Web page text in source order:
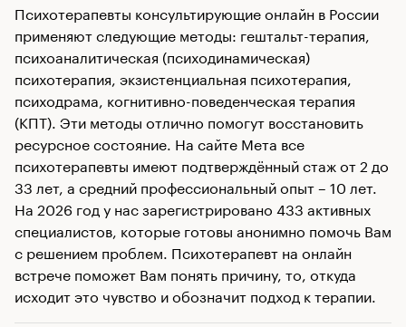
Психотерапевты консультирующие онлайн в России
применяют следующие методы: гештальт-терапия,
психоаналитическая (психодинамическая)
психотерапия, экзистенциальная психотерапия,
психодрама, когнитивно-поведенческая терапия
(КПТ). Эти методы отлично помогут восстановить
ресурсное состояние. На сайте Мета все
психотерапевты имеют подтверждённый стаж от 2 до
33 лет, а средний профессиональный опыт – 10 лет.
На 2026 год у нас зарегистрировано 433 активных
специалистов, которые готовы анонимно помочь Вам
с решением проблем. Психотерапевт на онлайн
встрече поможет Вам понять причину, то, откуда
исходит это чувство и обозначит подход к терапии.